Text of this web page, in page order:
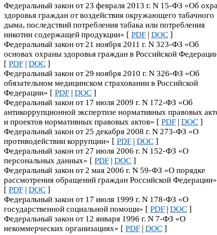
Федеральный закон от 23 февраля 2013 г. N 15-ФЗ «Об
здоровья граждан от воздействия окружающего табачного
дыма, последствий потребления табака или потребления
никотин содержащей продукции» [ PDF | DOC ]
Федеральный закон от 21 ноября 2011 г. N 323-ФЗ «Об
основах охраны здоровья граждан в Российской
[ PDF | DOC ]
Федеральный закон от 29 ноября 2010 г. N 326-ФЗ «Об
обязательном медицинском страховании в Российской
Федерации» [ PDF | DOC ]
Федеральный закон от 17 июля 2009 г. N 172-ФЗ «Об
антикоррупционной экспертизе нормативных правовых
и проектов нормативных правовых актов» [ PDF | DOC ]
Федеральный закон от 25 декабря 2008 г. N 273-ФЗ «О
противодействии коррупции» [ PDF | DOC ]
Федеральный закон от 27 июля 2006 г. N 152-ФЗ «О
персональных данных» [ PDF | DOC ]
Федеральный закон от 2 мая 2006 г. N 59-ФЗ «О порядке
рассмотрения обращений граждан Российской Федерации»
[ PDF | DOC ]
Федеральный закон от 17 июля 1999 г. N 178-ФЗ «О
государственной социальной помощи» [ PDF | DOC ]
Федеральный закон от 12 января 1996 г. N 7-ФЗ «О
некоммерческих организациях» [ PDF | DOC ]